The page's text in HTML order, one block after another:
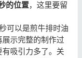
的位置，这里要留
可以是煎牛排时油
示完整的制作过
吸引力多了。关